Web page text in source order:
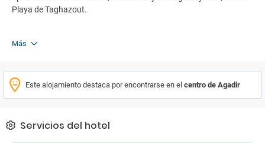
Playa de Taghazout.
Más
Este alojamiento destaca por encontrarse en el centro de Agadir
Servicios del hotel